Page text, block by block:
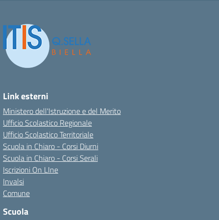
Link esterni
Ministero dell'Istruzione e del Merito
Ufficio Scolastico Regionale
Ufficio Scolastico Territoriale
Scuola in Chiaro - Corsi Diurni
Scuola in Chiaro - Corsi Serali
Iscrizioni On LIne
Invalsi
Comune
Scuola